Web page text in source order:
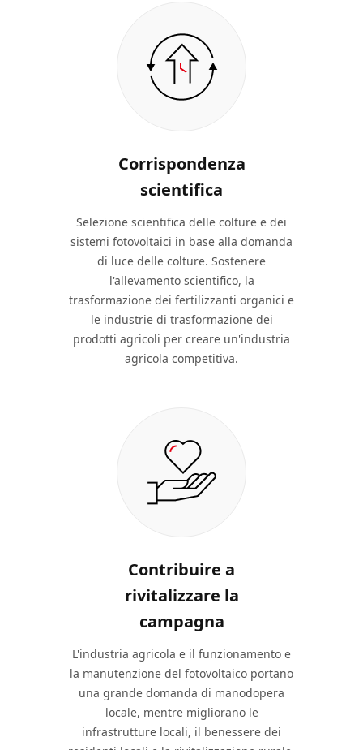
Corrispondenza
scientifica
Selezione scientifica delle colture e dei
sistemi fotovoltaici in base alla domanda
di luce delle colture. Sostenere
l'allevamento scientifico, la
trasformazione dei fertilizzanti organici e
le industrie di trasformazione dei
prodotti agricoli per creare un'industria
agricola competitiva.
Contribuire a
rivitalizzare la
campagna
L'industria agricola e il funzionamento e
la manutenzione del fotovoltaico portano
una grande domanda di manodopera
locale, mentre migliorano le
infrastrutture locali, il benessere dei